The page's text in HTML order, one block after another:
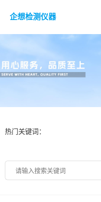
企想检测仪器
热门关键词：